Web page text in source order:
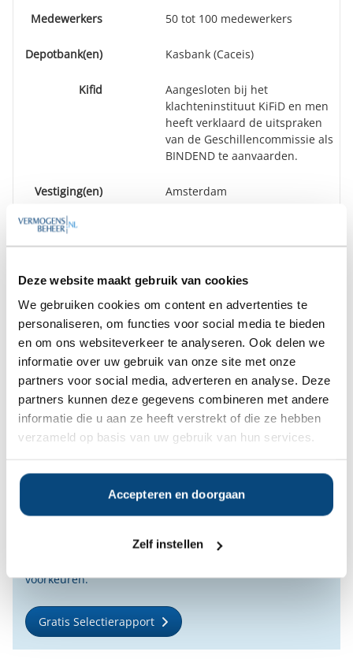
Deze website maakt gebruik van cookies
We gebruiken cookies om content en advertenties te
personaliseren, om functies voor social media te bieden
en om ons websiteverkeer te analyseren. Ook delen we
informatie over uw gebruik van onze site met onze
partners voor social media, adverteren en analyse. Deze
partners kunnen deze gegevens combineren met andere
informatie die u aan ze heeft verstrekt of die ze hebben
verzameld op basis van uw gebruik van hun services.
Accepteren en doorgaan
Zelf instellen
Medewerkers 50 tot 100 medewerkers
Depotbank(en) Kasbank (Caceis)
Kifid
Aangesloten bij het
klachteninstituut KiFiD en men
heeft verklaard de uitspraken
van de Geschillencommissie als
BINDEND te aanvaarden.
Vestiging(en) Amsterdam
We hebben diverse onafhankelijke
rapporten over Bank ten Cate & Cie
gratis beschikbaar.
Bent u hier mogelijk in geïnteresseerd?
Nee
Ja
Op zoek naar de beste
Bent u op zoek naar de voor u beste
vermogensbeheerder?
Vraag dan gratis en geheel vrijblijvend een
een selectie van goede vermogensbeheerders die het
voorkeuren.
Gratis Selectierapport